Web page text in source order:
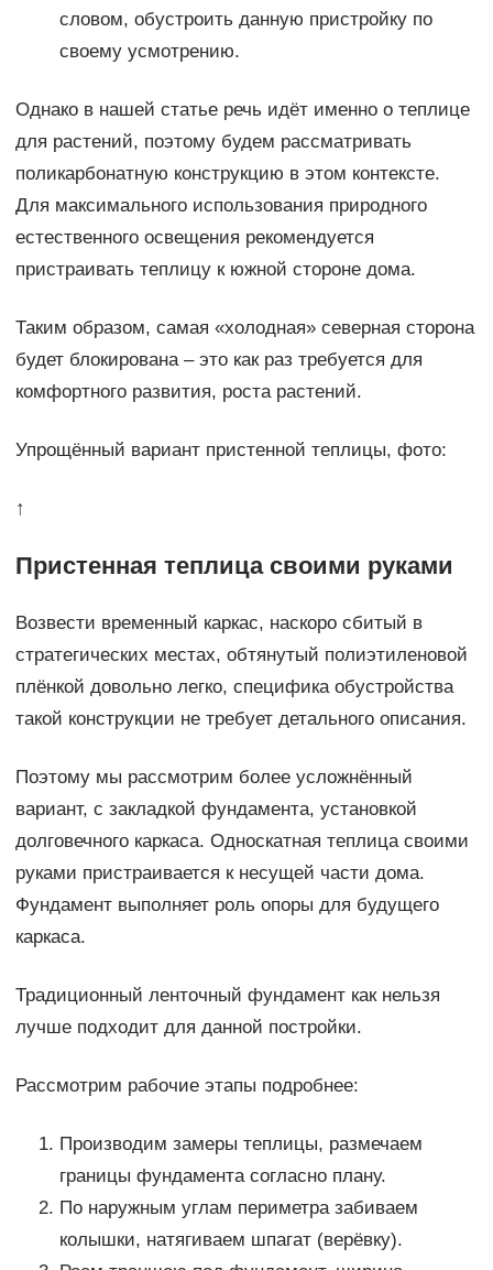
словом, обустроить данную пристройку по
своему усмотрению.
Однако в нашей статье речь идёт именно о теплице
для растений, поэтому будем рассматривать
поликарбонатную конструкцию в этом контексте.
Для максимального использования природного
естественного освещения рекомендуется
пристраивать теплицу к южной стороне дома.
Таким образом, самая «холодная» северная сторона
будет блокирована – это как раз требуется для
комфортного развития, роста растений.
Упрощённый вариант пристенной теплицы, фото:
↑
Пристенная теплица своими руками
Возвести временный каркас, наскоро сбитый в
стратегических местах, обтянутый полиэтиленовой
плёнкой довольно легко, специфика обустройства
такой конструкции не требует детального описания.
Поэтому мы рассмотрим более усложнённый
вариант, с закладкой фундамента, установкой
долговечного каркаса. Односкатная теплица своими
руками пристраивается к несущей части дома.
Фундамент выполняет роль опоры для будущего
каркаса.
Традиционный ленточный фундамент как нельзя
лучше подходит для данной постройки.
Рассмотрим рабочие этапы подробнее:
Производим замеры теплицы, размечаем
границы фундамента согласно плану.
По наружным углам периметра забиваем
колышки, натягиваем шпагат (верёвку).